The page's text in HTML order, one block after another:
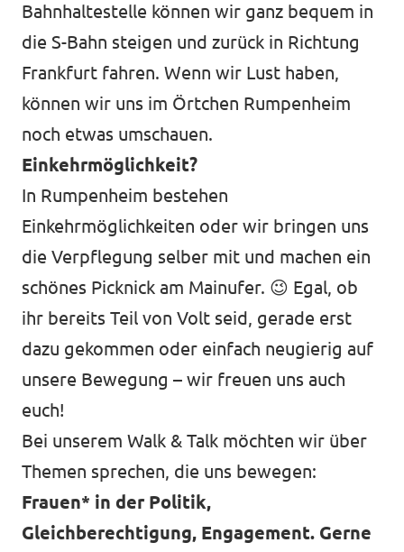
Bahnhaltestelle können wir ganz bequem in
die S-Bahn steigen und zurück in Richtung
Frankfurt fahren. Wenn wir Lust haben,
können wir uns im Örtchen Rumpenheim
noch etwas umschauen.
Einkehrmöglichkeit?
In Rumpenheim bestehen
Einkehrmöglichkeiten oder wir bringen uns
die Verpflegung selber mit und machen ein
schönes Picknick am Mainufer. 😉 Egal, ob
ihr bereits Teil von Volt seid, gerade erst
dazu gekommen oder einfach neugierig auf
unsere Bewegung – wir freuen uns auch
euch!
Bei unserem Walk & Talk möchten wir über
Themen sprechen, die uns bewegen:
Frauen* in der Politik,
Gleichberechtigung, Engagement. Gerne